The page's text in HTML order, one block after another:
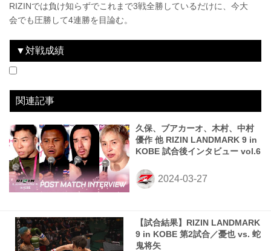
RIZINでは負け知らずでこれまで3戦全勝しているだけに、今大
会でも圧勝して4連勝を目論む。
▼対戦成績
関連記事
久保、ブアカーオ、木村、中村
優作 他 RIZIN LANDMARK 9 in
KOBE 試合後インタビュー vol.6
【試合結果】RIZIN LANDMARK
9 in KOBE 第2試合／憂也 vs. 蛇
鬼将矢